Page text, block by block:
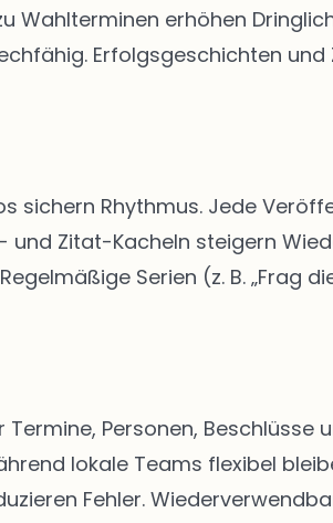
Wahlterminen erhöhen
Erfolgsgeschichten
sichern Rhythmus. Jede
Zitat-Kacheln steigern
Serien (z. B. „Frag
Personen, Beschlüsse
lokale Teams flexibel
Fehler.